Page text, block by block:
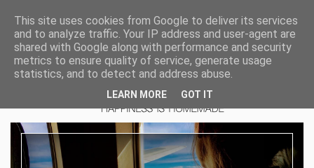
This site uses cookies from Google to deliver its services
and to analyze traffic. Your IP address and user-agent are
shared with Google along with performance and security
metrics to ensure quality of service, generate usage
statistics, and to detect and address abuse.
LEARN MORE GOT IT